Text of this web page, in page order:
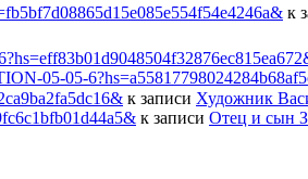
к
05-05-
к записи Художник
к записи Отец и сын